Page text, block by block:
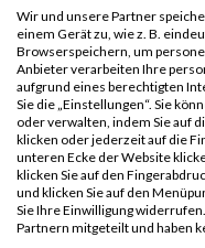
Wir und unsere Partner
einem Gerät zu, wie z. B.
Browserspeichern, um
Anbieter verarbeiten Ihre
aufgrund eines berechtigten
Sie die „Einstellungen“. Sie
oder verwalten, indem Sie auf
klicken oder jederzeit auf die
unteren Ecke der Website
klicken Sie auf den
und klicken Sie auf den
Sie Ihre Einwilligung
Partnern mitgeteilt und haben